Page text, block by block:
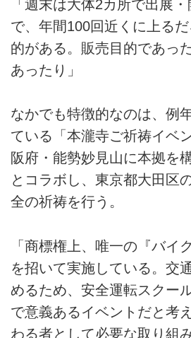
「週末は大体2カ所で出展
で、年間100回近くに上る
的がある。販売目的であっ
あったり」
なかでも特徴的なのは、例
ている「本瀧寺ご祈祷イベ
阪府・能勢妙見山に本拠を
とコラボし、東京都大田区
全の祈祷を行う。
「商標権上、唯一の『バイ
を招いて実施している。交
めるため、安全運転スクー
で意義あるイベントだと考
わる者として必要な取り組み